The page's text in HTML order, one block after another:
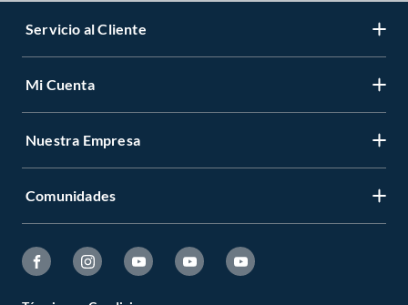
Servicio al Cliente
Mi Cuenta
Nuestra Empresa
Comunidades